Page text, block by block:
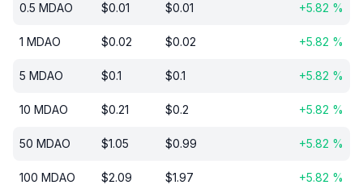
0.5 MDAO $0.01 $0.01 +5.82 %
1 MDAO $0.02 $0.02 +5.82 %
5 MDAO $0.1 $0.1 +5.82 %
10 MDAO $0.21 $0.2 +5.82 %
50 MDAO $1.05 $0.99 +5.82 %
100 MDAO $2.09 $1.97 +5.82 %